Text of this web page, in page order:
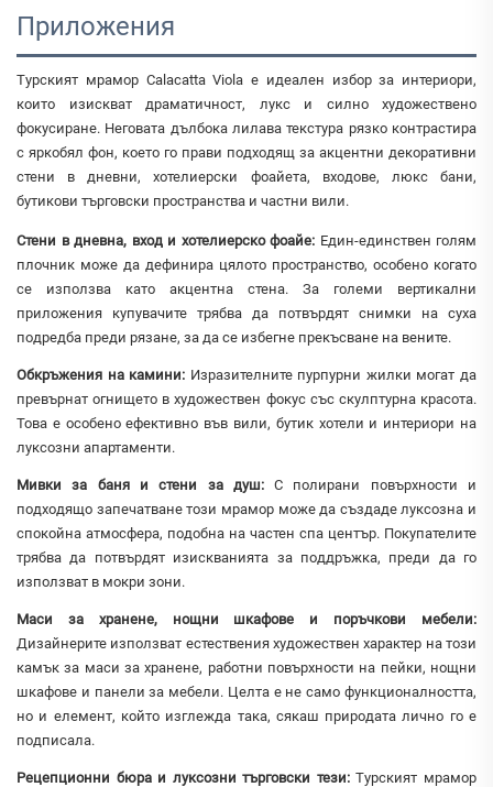
Приложения
Турският мрамор Calacatta Viola е идеален избор за интериори,
които изискват драматичност, лукс и силно художествено
фокусиране. Неговата дълбока лилава текстура рязко контрастира
с яркобял фон, което го прави подходящ за акцентни декоративни
стени в дневни, хотелиерски фоайета, входове, люкс бани,
бутикови търговски пространства и частни вили.
Стени в дневна, вход и хотелиерско фоайе: Един-единствен голям
плочник може да дефинира цялото пространство, особено когато
се използва като акцентна стена. За големи вертикални
приложения купувачите трябва да потвърдят снимки на суха
подредба преди рязане, за да се избегне прекъсване на вените.
Обкръжения на камини: Изразителните пурпурни жилки могат да
превърнат огнището в художествен фокус със скулптурна красота.
Това е особено ефективно във вили, бутик хотели и интериори на
луксозни апартаменти.
Мивки за баня и стени за душ:С полирани повърхности и
подходящо запечатване този мрамор може да създаде луксозна и
спокойна атмосфера, подобна на частен спа център. Покупателите
трябва да потвърдят изискванията за поддръжка, преди да го
използват в мокри зони.
Маси за хранене, нощни шкафове и поръчкови мебели:
Дизайнерите използват естествения художествен характер на този
камък за маси за хранене, работни повърхности на пейки, нощни
шкафове и панели за мебели. Целта е не само функционалността,
но и елемент, който изглежда така, сякаш природата лично го е
подписала.
Рецепционни бюра и луксозни търговски тези:Турският мрамор